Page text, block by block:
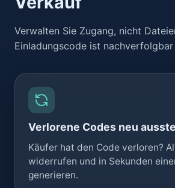
Verwalten Sie Zugang, nicht
Einladungscode ist
Verlorene Codes neu
Käufer hat den Code verloren?
widerrufen und in Sekunden
generieren.